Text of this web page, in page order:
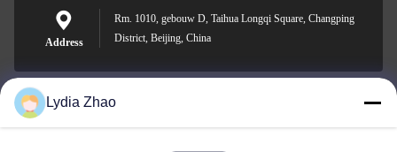
Address
Rm. 1010, gebouw D, Taihua Longqi Square, Changping
District, Beijing, China
jesingd@vip.sina.com
Lydia Zhao